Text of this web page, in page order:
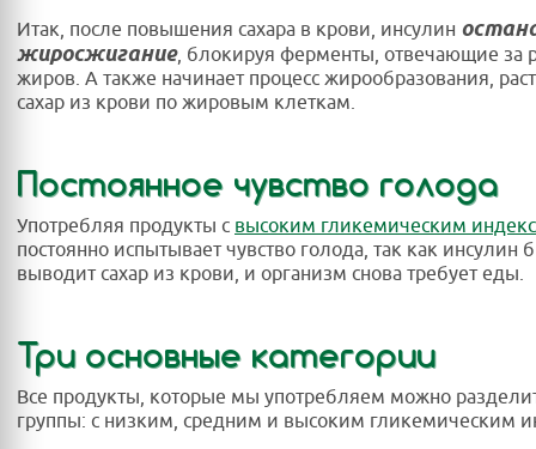
Итак, после повышения сахара в крови, инсулин
жиросжигание, блокируя ферменты, отвечающие за
жиров. А также начинает процесс жирообразования,
сахар из крови по жировым клеткам.
Постоянное чувство голода
Употребляя продукты с высоким гликемическим
постоянно испытывает чувство голода, так как инсулин
выводит сахар из крови, и организм снова требует еды.
Три основные категории
Все продукты, которые мы употребляем можно
группы: с низким, средним и высоким гликемическим